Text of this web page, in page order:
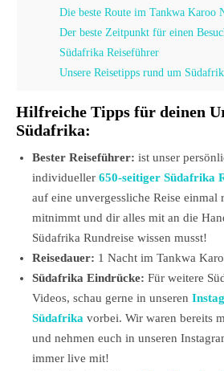
Die beste Route im Tankwa Karoo
Der beste Zeitpunkt für einen
Südafrika Reiseführer
Unsere Reisetipps rund um
Hilfreiche Tipps für deinen
Südafrika:
Bester Reiseführer: ist unser
individueller 650-seitiger Südafrika
auf eine unvergessliche Reise einmal
mitnimmt und dir alles mit an die
Südafrika Rundreise wissen musst!
Reisedauer: 1 Nacht im Tankwa
Südafrika Eindrücke: Für weitere
Videos, schau gerne in unseren
Südafrika vorbei. Wir waren bereits
und nehmen euch in unseren
immer live mit!